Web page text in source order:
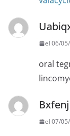
el 06/
oral
Bxfenj
el 07/